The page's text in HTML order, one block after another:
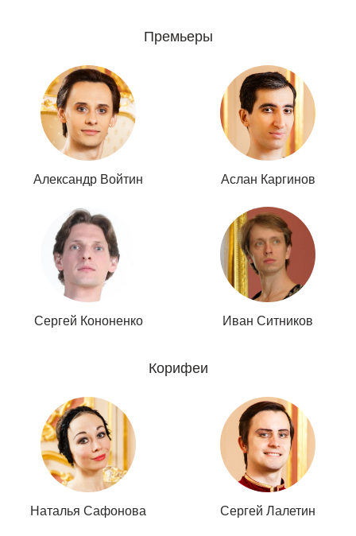
Премьеры
Александр Войтин Аслан Каргинов
Сергей Кононенко Иван Ситников
Корифеи
Наталья Сафонова Сергей Лалетин